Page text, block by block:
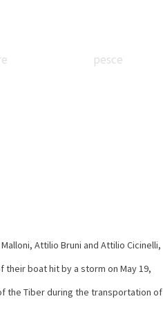
pesce
Festa di corte
Attilio Bruni and Attilio Cicinelli,
boat hit by a storm on May 19,
the Tiber during the transportation of